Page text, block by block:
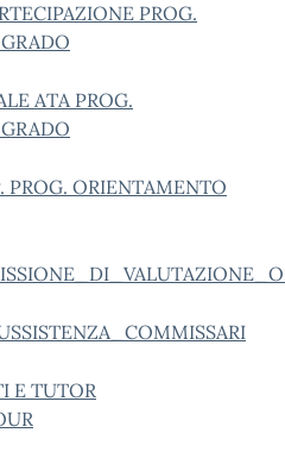
PROG.
ATA PROG.
PROG. ORIENTAMENTO
E TUTOR